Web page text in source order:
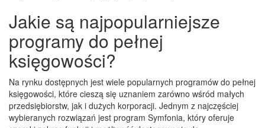
Jakie są najpopularniejsze
programy do pełnej
księgowości?
Na rynku dostępnych jest wiele popularnych programów do pełnej
księgowości, które cieszą się uznaniem zarówno wśród małych
przedsiębiorstw, jak i dużych korporacji. Jednym z najczęściej
wybieranych rozwiązań jest program Symfonia, który oferuje